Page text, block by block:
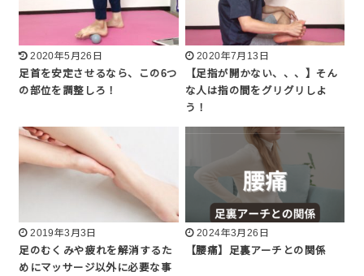
2020年5月26日
足首を安定させるなら、この6つ
の部位を調整しろ！
2020年7月13日
【足指が開かない、、、】そん
な人は指の間をグリグリしよ
う！
2019年3月3日
足のむくみや疲れを解消するた
めにマッサージ以外に必要な事
2024年3月26日
【腰痛】足裏アーチとの関係